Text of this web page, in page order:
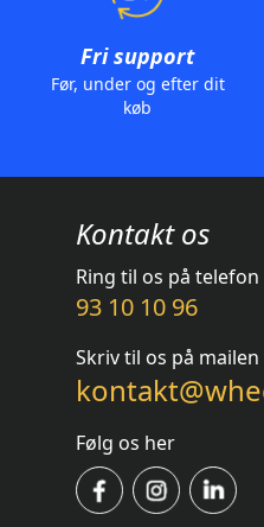
Fri support
Før, under og efter dit
køb
Kontakt os
Ring til os på telefon
93 10 10 96
Skriv til os på mailen
Følg os her